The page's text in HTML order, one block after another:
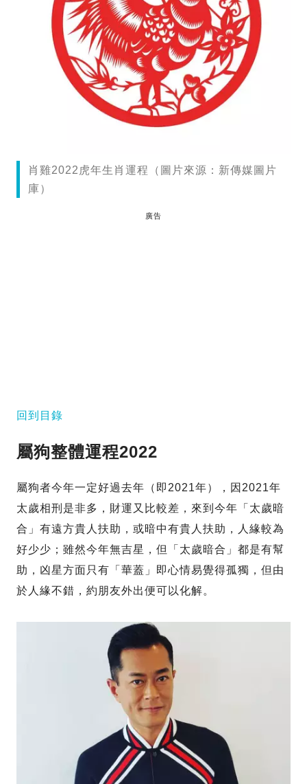
肖雞2022虎年生肖運程（圖片來源：新傳媒圖片
庫）
廣告
回到目錄
屬狗整體運程2022
屬狗者今年一定好過去年（即2021年），因2021年
太歲相刑是非多，財運又比較差，來到今年「太歲暗
合」有遠方貴人扶助，或暗中有貴人扶助，人緣較為
好少少；雖然今年無吉星，但「太歲暗合」都是有幫
助，凶星方面只有「華蓋」即心情易覺得孤獨，但由
於人緣不錯，約朋友外出便可以化解。